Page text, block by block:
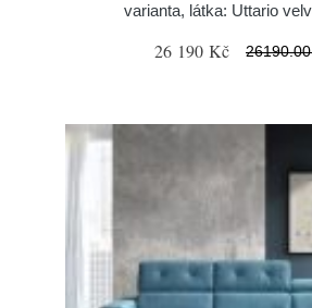
varianta, látka: Uttario
26 190 Kč